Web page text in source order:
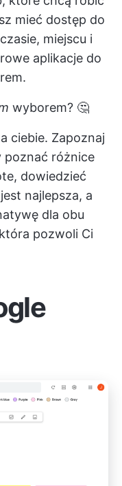
mieć dostęp do
miejscu i
aplikacje do
wyborem? 🤔
ciebie. Zapoznaj
poznać różnice
dowiedzieć
najlepsza, a
dla obu
pozwoli Ci